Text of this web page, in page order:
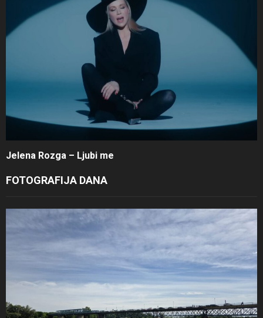
Jelena Rozga – Ljubi me
FOTOGRAFIJA DANA